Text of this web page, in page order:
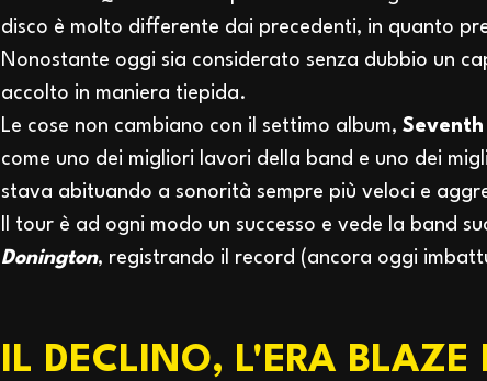
disco è molto differente dai precedenti, in quanto
Nonostante oggi sia considerato senza dubbio un
accolto in maniera tiepida.
Le cose non cambiano con il settimo album, Seventh
come uno dei migliori lavori della band e uno dei
stava abituando a sonorità sempre più veloci e
Il tour è ad ogni modo un successo e vede la band
Donington, registrando il record (ancora oggi
IL DECLINO, L'ERA BLAZE